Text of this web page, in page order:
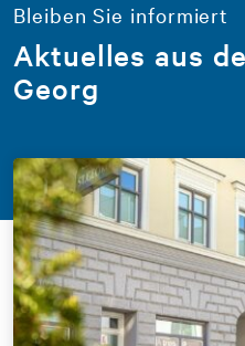
Bleiben Sie informiert
Aktuelles aus
Georg